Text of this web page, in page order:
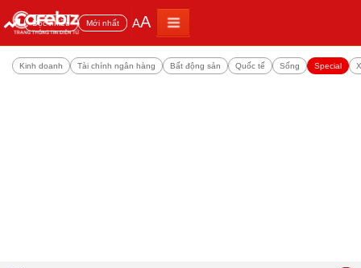
Đọc nhiều Mới nhất AA
Kinh doanh Tài chính ngân hàng Bất động sản Quốc tế Sống Special